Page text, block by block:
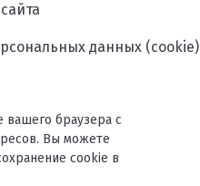
данных (cookie)
браузера с
Вы можете
cookie в